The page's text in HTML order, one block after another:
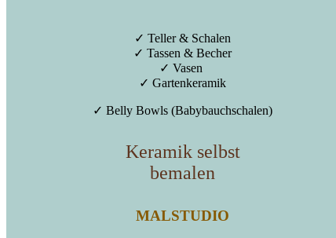
✓ Teller & Schalen
✓ Tassen & Becher
✓ Vasen
✓ Gartenkeramik
✓ Belly Bowls (Babybauchschalen)
Keramik selbst
bemalen
MALSTUDIO